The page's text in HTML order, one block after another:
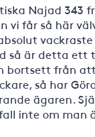
Najad 343
vi får så här
så är detta ett
bortsett från
så har
ägaren.
inte om man